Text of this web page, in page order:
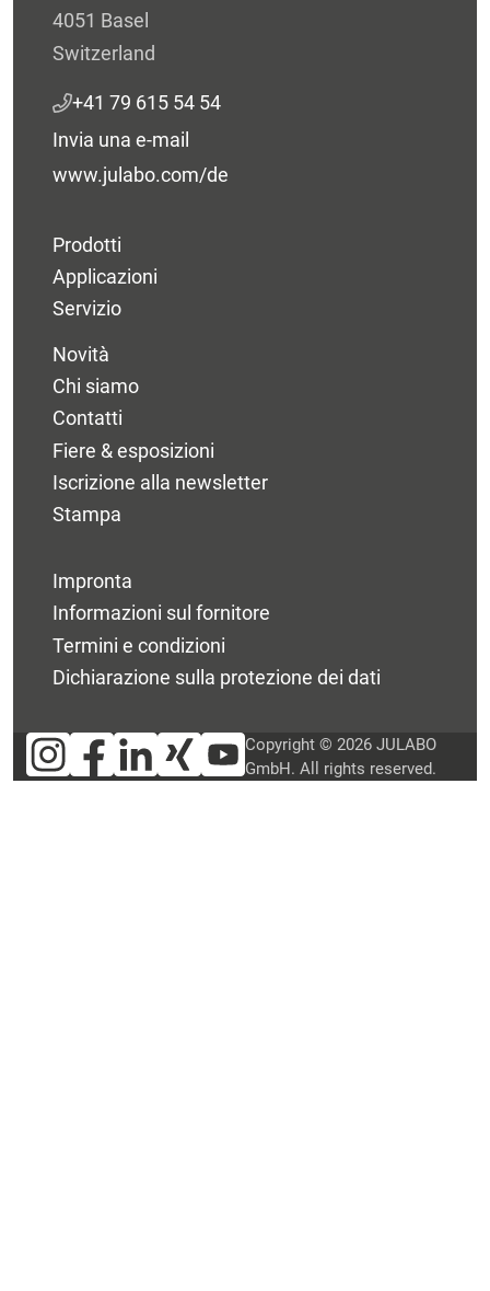
4051 Basel
Switzerland
+41 79 615 54 54
Invia una e-mail
www.julabo.com/de
Prodotti
Applicazioni
Servizio
Novità
Chi siamo
Contatti
Fiere & esposizioni
Iscrizione alla newsletter
Stampa
Impronta
Informazioni sul fornitore
Termini e condizioni
Dichiarazione sulla protezione dei dati
Copyright © 2026 JULABO
GmbH. All rights reserved.